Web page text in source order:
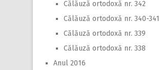
Călăuză ortodoxă nr. 342
Călăuză ortodoxă nr. 340-341
Călăuză ortodoxă nr. 339
Călăuză ortodoxă nr. 338
Anul 2016